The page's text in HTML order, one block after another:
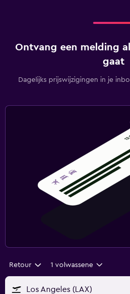
Ontvang een melding
gaat
Dagelijks prijswijzigingen in je
Retour 1 volwassene
Los Angeles (LAX)